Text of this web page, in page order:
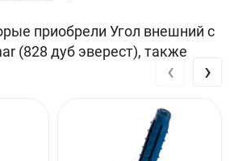
приобрели Угол внешний с
(828 дуб эверест), также
‹ ›